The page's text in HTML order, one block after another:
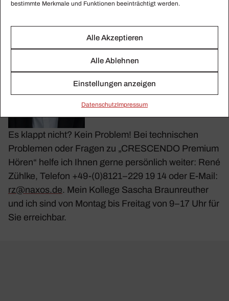
bestimmte Merkmale und Funktionen beeinträchtigt werden.
Alle Akzeptieren
Alle Ablehnen
Einstellungen anzeigen
Daten­schutzImpressum
Webbrowser nutzen. Klicken Sie dazu
hier
Es klappt nicht? Kein Problem! Bei tech­ni­schen
Problemen oder Fragen zu „CRESCENDO Premium
Hören“ helfe ich Ihnen gerne persön­lich weiter: René
Zühlke, Telefon +49-(0)8121–229 19 14 oder E‑Mail:
rz@​naxos.​de. Mein Kollege Sascha Braun­reu­ther
und ich sind von Montag bis Freitag von 9–17 Uhr für
Sie erreichbar.